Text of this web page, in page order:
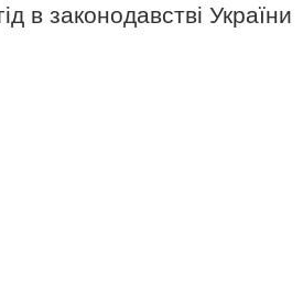
в законодавстві України